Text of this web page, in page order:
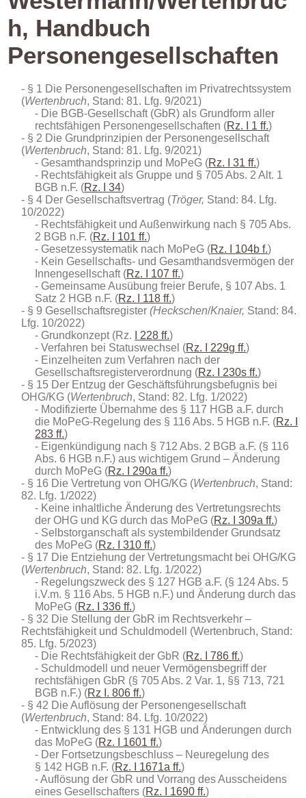
h, Handbuch
Personengesellschaften
§ 1 Die Personengesellschaften im Privatrechtssystem
(Wertenbruch, Stand: 81. Lfg. 9/2021)
Die BGB-Gesellschaft (GbR) als Grundform aller
rechtsfähigen Personengesellschaften (Rz. I 1 ff.)
§ 2 Die Grundprinzipien der Personengesellschaft
(Wertenbruch, Stand: 81. Lfg. 9/2021)
Gesamthandsprinzip und MoPeG (Rz. I 31 ff.)
Rechtsfähigkeit als Gruppe und § 705 Abs. 2 Alt. 1
BGB n.F. (Rz. I 34)
§ 4 Der Gesellschaftsvertrag (Tröger, Stand: 84. Lfg.
10/2022)
Rechtsfähigkeit und Außenwirkung nach § 705 Abs.
2 BGB n.F. (Rz. I 101 ff.)
Gesetzessystematik nach MoPeG (Rz. I 104b f.)
Kein Gesellschafts- und Gesamthandsvermögen der
Innengesellschaft (Rz. I 107 ff.)
Gemeinsame Ausübung freier Berufe, § 107 Abs. 1
Satz 2 HGB n.F. (Rz. I 118 ff.)
§ 9 Gesellschaftsregister(Heckschen/Knaier, Stand: 84.
Lfg. 10/2022)
Grundkonzept (Rz.
I 228 ff.)
Verfahren bei Statuswechsel (Rz. I 229g ff.)
Einzelheiten zum Verfahren nach der
Gesellschaftsregisterverordnung (Rz. I 230s ff.)
§ 15 Der Entzug der Geschäftsführungsbefugnis bei
OHG/KG (Wertenbruch, Stand: 82. Lfg. 1/2022)
Modifizierte Übernahme des § 117 HGB a.F. durch
die MoPeG-Regelung des § 116 Abs. 5 HGB n.F. (Rz. I
283 ff.)
Eigenkündigung nach § 712 Abs. 2 BGB a.F. (§ 116
Abs. 6 HGB n.F.) aus wichtigem Grund – Änderung
durch MoPeG (Rz. I 290a ff.)
§ 16 Die Vertretung von OHG/KG (Wertenbruch, Stand:
82. Lfg. 1/2022)
Keine inhaltliche Änderung des Vertretungsrechts
der OHG und KG durch das MoPeG (Rz. I 309a ff.)
Selbstorganschaft als systembildender Grundsatz
des MoPeG (Rz. I 310 ff.)
§ 17 Die Entziehung der Vertretungsmacht bei OHG/KG
(Wertenbruch, Stand: 82. Lfg. 1/2022)
Regelungszweck des § 127 HGB a.F. (§ 124 Abs. 5
i.V.m. § 116 Abs. 5 HGB n.F.) und Änderung durch das
MoPeG (Rz. I 336 ff.)
§ 32 Die Stellung der GbR im Rechtsverkehr –
Rechtsfähigkeit und Schuldmodell (Wertenbruch, Stand:
85. Lfg. 5/2023)
Die Rechtsfähigkeit der GbR (Rz. I 786 ff.)
Schuldmodell und neuer Vermögensbegriff der
rechtsfähigen GbR (§ 705 Abs. 2 Var. 1, §§ 713, 721
BGB n.F.) (Rz I. 806 ff.)
§ 42 Die Auflösung der Personengesellschaft
(Wertenbruch, Stand: 84. Lfg. 10/2022)
Entwicklung des § 131 HGB und Änderungen durch
das MoPeG (Rz. I 1601 ff.)
Der Fortsetzungsbeschluss – Neuregelung des
§ 142 HGB n.F. (Rz. I 1671a ff.)
Auflösung der GbR und Vorrang des Ausscheidens
eines Gesellschafters (Rz. I 1690 ff.)